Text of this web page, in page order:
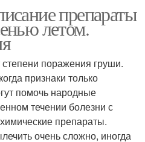
препараты
летом.
поражения груши.
признаки только
помочь народные
течении болезни с
препараты.
очень сложно, иногда